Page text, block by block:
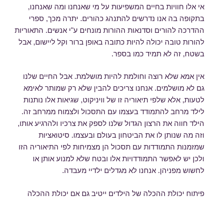
אי אלו חוויות בחיים המשפיעות על מי שאנחנו ומה שאנחנו,
בתקופה בה אנו נדרשים להתנהג כהורים. יתרה מכך, ספרי
ההדרכה להורים וסדנאות ההורות מונחים ע"י אנשים. התאוריות
להורות טובה יכולה להיות כתובה באופן ברור וקל ליישום, אבל
בשטח, זה לא תמיד כמו בספר.
אין אמא שלא רוצה וחולמת להיות מושלמת. אבל החיים שלנו
גם לא מושלמים. אנחנו צריכים להבין שלא רק שמותר לאימא
לטעות, אלא שלפי תיאוריה זו של וויניקוט, שגיאות אלו נותנות
לילד מרחב להתמודד בעצמו עם התסכול ולצמוח ממרחב זה.
הילד חווה את הרצון הגדול שלנו לספק את צרכיו ולהרגיע אותו,
וזה מה שנותן לו את הביטחון בעולם ובעצמו. סיטואציות
שמזמנות התמודדות עם תסכול הן מצמיחות לפי התיאוריה הזו
ולכן יש לאפשר התמודדויות אלו ובטח שלא למנוע אותן או
לחשוש מפניהן. אנחנו לא מגדלים ילדיי מעבדה.
פיתוח יכולת ההכלה של הילדים ייטיב גם אם יכולת ההכלה